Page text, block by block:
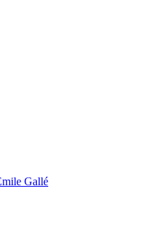
Gallé